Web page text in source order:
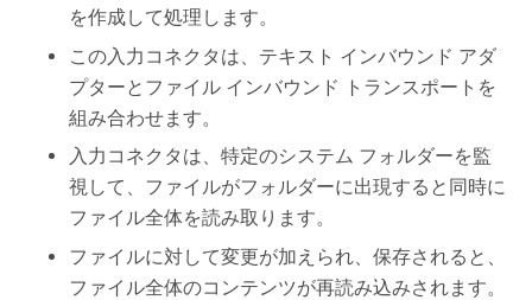
を作成して処理します。
この入力コネクタは、テキスト インバウンド アダ
プターとファイル インバウンド トランスポートを
組み合わせます。
入力コネクタは、特定のシステム フォルダーを監
視して、ファイルがフォルダーに出現すると同時に
ファイル全体を読み取ります。
ファイルに対して変更が加えられ、保存されると、
ファイル全体のコンテンツが再読み込みされます。